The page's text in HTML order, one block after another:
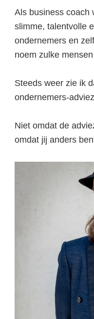
Als business coach
slimme, talentvolle
ondernemers en
noem zulke mensen
Steeds weer zie ik
ondernemers-
Niet omdat de
omdat jij anders